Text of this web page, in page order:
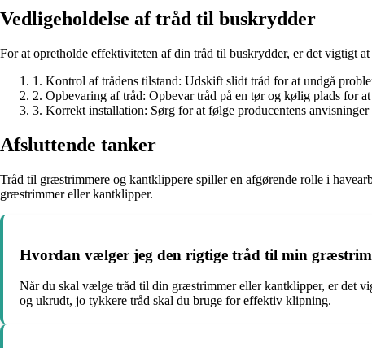
Vedligeholdelse af tråd til buskrydder
For at opretholde effektiviteten af din tråd til buskrydder, er det vigtigt
1. Kontrol af trådens tilstand: Udskift slidt tråd for at undgå
2. Opbevaring af tråd: Opbevar tråd på en tør og kølig plads for
3. Korrekt installation: Sørg for at følge producentens
Afsluttende tanker
Tråd til græstrimmere og kantklippere spiller en afgørende rolle i
græstrimmer eller kantklipper.
Hvordan vælger jeg den rigtige tråd til min
Når du skal vælge tråd til din græstrimmer eller kantklipper, er det
og ukrudt, jo tykkere tråd skal du bruge for effektiv klipning.